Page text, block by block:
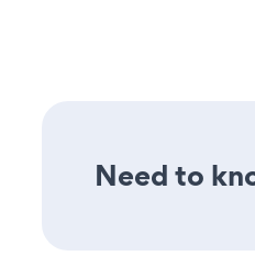
Need to